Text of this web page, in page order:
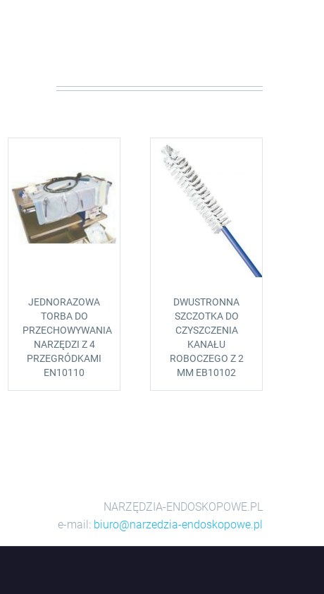
JEDNORAZOWA
TORBA DO
PRZECHOWYWANIA
NARZĘDZI Z 4
PRZEGRÓDKAMI
EN10110
DWUSTRONNA
SZCZOTKA DO
CZYSZCZENIA
KANAŁU
ROBOCZEGO Z 2
MM EB10102
NARZĘDZIA-ENDOSKOPOWE.PL
e-mail: biuro@narzedzia-endoskopowe.pl